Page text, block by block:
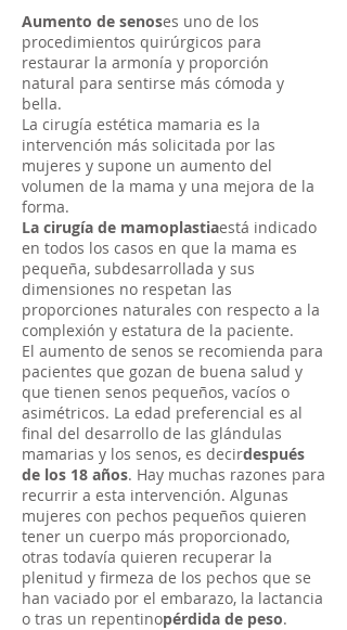
Aumento de senoses uno de los
procedimientos quirúrgicos para
restaurar la armonía y proporción
natural para sentirse más cómoda y
bella.
La cirugía estética mamaria es la
intervención más solicitada por las
mujeres y supone un aumento del
volumen de la mama y una mejora de la
forma.
La cirugía de mamoplastiaestá indicado
en todos los casos en que la mama es
pequeña, subdesarrollada y sus
dimensiones no respetan las
proporciones naturales con respecto a la
complexión y estatura de la paciente.
El aumento de senos se recomienda para
pacientes que gozan de buena salud y
que tienen senos pequeños, vacíos o
asimétricos. La edad preferencial es al
final del desarrollo de las glándulas
mamarias y los senos, es decirdespués
de los 18 años. Hay muchas razones para
recurrir a esta intervención. Algunas
mujeres con pechos pequeños quieren
tener un cuerpo más proporcionado,
otras todavía quieren recuperar la
plenitud y firmeza de los pechos que se
han vaciado por el embarazo, la lactancia
o tras un repentinopérdida de peso.